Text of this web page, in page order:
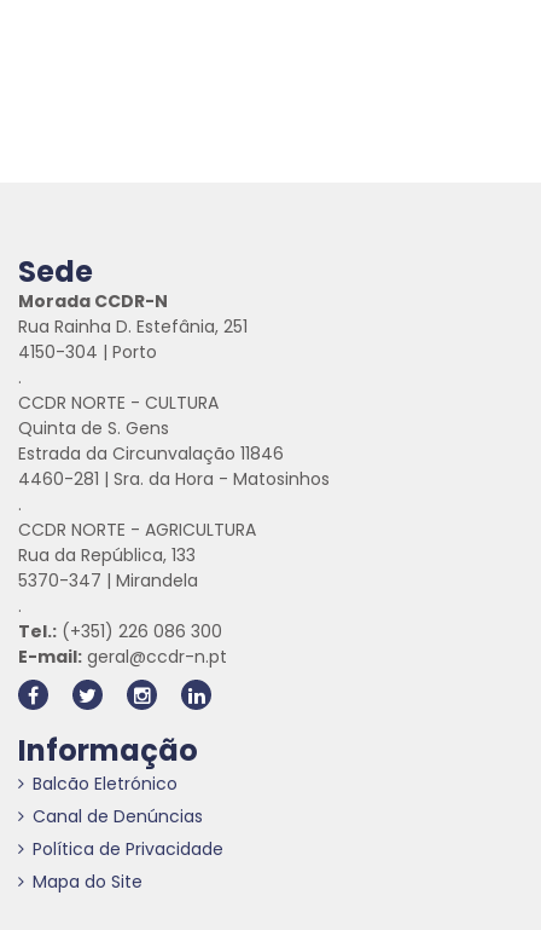
Sede
Morada CCDR-N
Rua Rainha D. Estefânia, 251
4150-304 | Porto
.
CCDR NORTE - CULTURA
Quinta de S. Gens
Estrada da Circunvalação 11846
4460-281 | Sra. da Hora - Matosinhos
.
CCDR NORTE - AGRICULTURA
Rua da República, 133
5370-347 | Mirandela
.
Tel.: (+351) 226 086 300
E-mail: geral@ccdr-n.pt
Informação
Balcão Eletrónico
Canal de Denúncias
Política de Privacidade
Mapa do Site